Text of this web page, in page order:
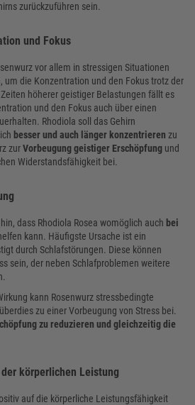
zurückzuführen sein.
und Fokus
vor allem in stressigen Situationen
um die Konzentration und den Fokus trotz der
höherer geistiger Belastungen fällt es
und den Fokus auch über einen
Rhodiola soll das Gehirn
besser und auch länger konzentrieren zu
zurVorbeugung geistiger Erschöpfung und
Widerstandsfähigkeit bei.
dass Rhodiola Rosea womöglich auch bei
kann. Häufigste Ursache ist ein
durch Schlafstörungen. Diese können
sein, der neben Schlafproblemen weitere
kann Rosenwurz stressbedingte
zu einer Vorbeugung von Stress bei.
zu reduzieren und gleichzeitig die
körperlichen Leistung
auf die körperliche Leistungsfähigkeit